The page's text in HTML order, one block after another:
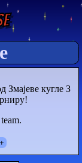
Змајеве кугле З